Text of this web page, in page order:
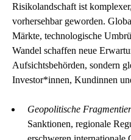
Risikolandschaft ist
vorhersehbar geworden.
Märkte, technologische
Wandel schaffen neue
Aufsichtsbehörden, sondern
Investor*innen, Kundinnen
Geopolitische
Sanktionen, regionale